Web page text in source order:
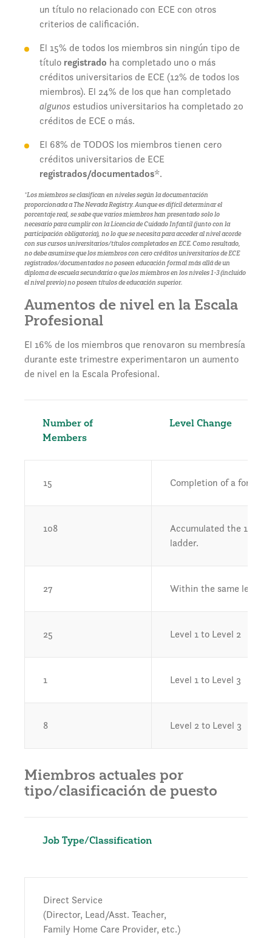
un título no relacionado con ECE con otros
criterios de calificación.
El 15% de todos los miembros sin ningún tipo de
título registrado ha completado uno o más
créditos universitarios de ECE (12% de todos los
miembros). El 24% de los que han completado
algunos estudios universitarios ha completado 20
créditos de ECE o más.
El 68% de TODOS los miembros tienen cero
créditos universitarios de ECE
registrados/documentados*.
*Los miembros se clasifican en niveles según la documentación
proporcionada a The Nevada Registry. Aunque es difícil determinar el
porcentaje real, se sabe que varios miembros han presentado solo lo
necesario para cumplir con la Licencia de Cuidado Infantil (junto con la
participación obligatoria), no lo que se necesita para acceder al nivel acorde
con sus cursos universitarios/títulos completados en ECE. Como resultado,
no debe asumirse que los miembros con cero créditos universitarios de ECE
registrados/documentados no poseen educación formal más allá de un
diploma de escuela secundaria o que los miembros en los niveles 1-3 (incluido
el nivel previo) no poseen títulos de educación superior.
Aumentos de nivel en la Escala
Profesional
El 16% de los miembros que renovaron su membresía
durante este trimestre experimentaron un aumento
de nivel en la Escala Profesional.
Number of
Members
Level Change
15 Completion of a formal
108
Accumulated the 1000
ladder.
27 Within the same level
25 Level 1 to Level 2
1 Level 1 to Level 3
8 Level 2 to Level 3
Miembros actuales por
tipo/clasificación de puesto
Job Type/Classification
Direct Service
(Director, Lead/Asst. Teacher,
Family Home Care Provider, etc.)